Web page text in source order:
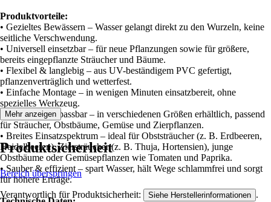
Produktvorteile:
• Gezieltes Bewässern – Wasser gelangt direkt zu den Wurzeln, keine
seitliche Verschwendung.
• Universell einsetzbar – für neue Pflanzungen sowie für größere,
bereits eingepflanzte Sträucher und Bäume.
• Flexibel & langlebig – aus UV-beständigem PVC gefertigt,
pflanzenverträglich und wetterfest.
• Einfache Montage – in wenigen Minuten einsatzbereit, ohne
spezielles Werkzeug.
• Individuell anpassbar – in verschiedenen Größen erhältlich, passend
für Sträucher, Obstbäume, Gemüse und Zierpflanzen.
• Breites Einsatzspektrum – ideal für Obststräucher (z. B. Erdbeeren,
Heidelbeeren), Ziersträucher (z. B. Thuja, Hortensien), junge
Obstbäume oder Gemüsepflanzen wie Tomaten und Paprika.
• Sauber & effizient – spart Wasser, hält Wege schlammfrei und sorgt
für höhere Erträge.
Mehr anzeigen
Produktsicherheit
Bereich überspringen
Verantwortlich für Produktsicherheit: Siehe Herstellerinformationen .